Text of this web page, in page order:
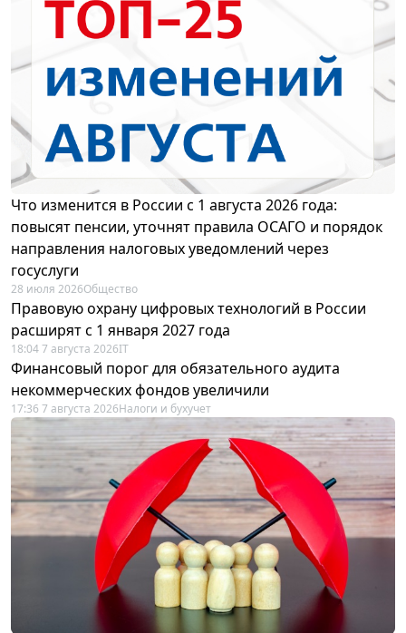
Что изменится в России с 1 августа 2026 года:
повысят пенсии, уточнят правила ОСАГО и порядок
направления налоговых уведомлений через
госуслуги
28 июля 2026Общество
Правовую охрану цифровых технологий в России
расширят с 1 января 2027 года
18:04 7 августа 2026IT
Финансовый порог для обязательного аудита
некоммерческих фондов увеличили
17:36 7 августа 2026Налоги и бухучет